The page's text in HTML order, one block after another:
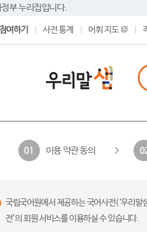
부 누리집입니다.
여하기 사전 통계 어휘 지도
01 이용 약관 동의
국립국어원에서 제공하는 국어사전(‘우리말
전’의 회원 서비스를 이용하실 수 있습니다.